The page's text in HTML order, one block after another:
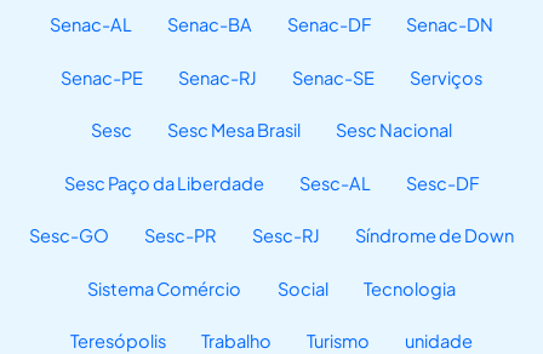
Senac-AL Senac-BA Senac-DF Senac-DN
Senac-PE Senac-RJ Senac-SE Serviços
Sesc Sesc Mesa Brasil Sesc Nacional
Sesc Paço da Liberdade Sesc-AL Sesc-DF
Sesc-GO Sesc-PR Sesc-RJ Síndrome de Down
Sistema Comércio Social Tecnologia
Teresópolis Trabalho Turismo unidade